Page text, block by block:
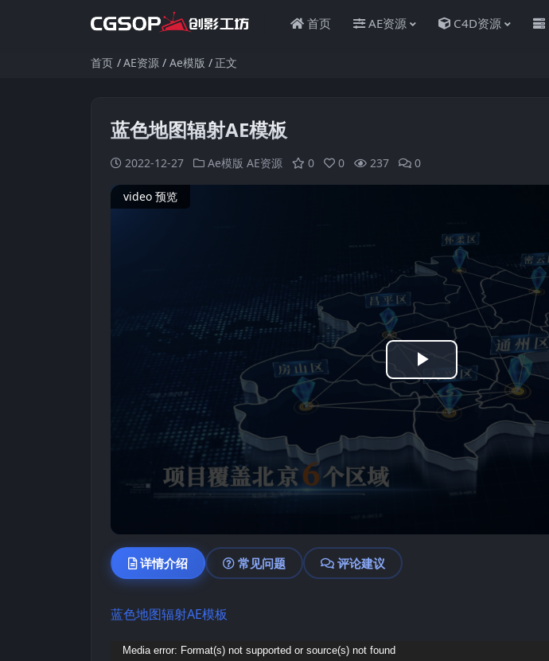
首页 AE资源 C4D资源
首页 AE资源 Ae模版 正文
蓝色地图辐射AE模板
2022-12-27 Ae模版 AE资源 0 0 237 0
video 预览
Play
Video
详情介绍 常见问题 评论建议
蓝色地图辐射AE模板
Media error: Format(s) not supported or source(s) not found